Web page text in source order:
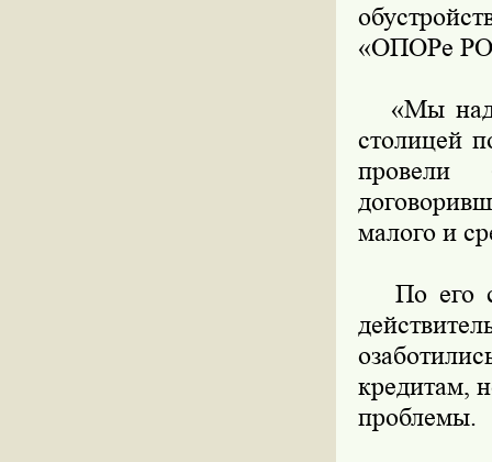
«ОПОРе
«Мы
столицей
малого и
По его
кредитам,
проблемы.